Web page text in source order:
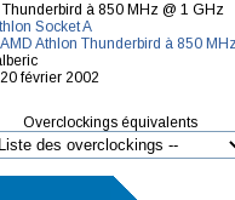
à 850 MHz @ 1 GHz
Socket A
AMD Athlon Thunderbird à 850
février 2002
Overclockings équivalents